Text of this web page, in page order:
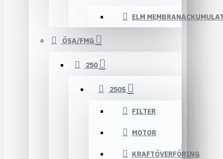
ELM
ÖSA/FMG
250
250S
FILTER
MOTOR
KRAFTÖVERFÖRING